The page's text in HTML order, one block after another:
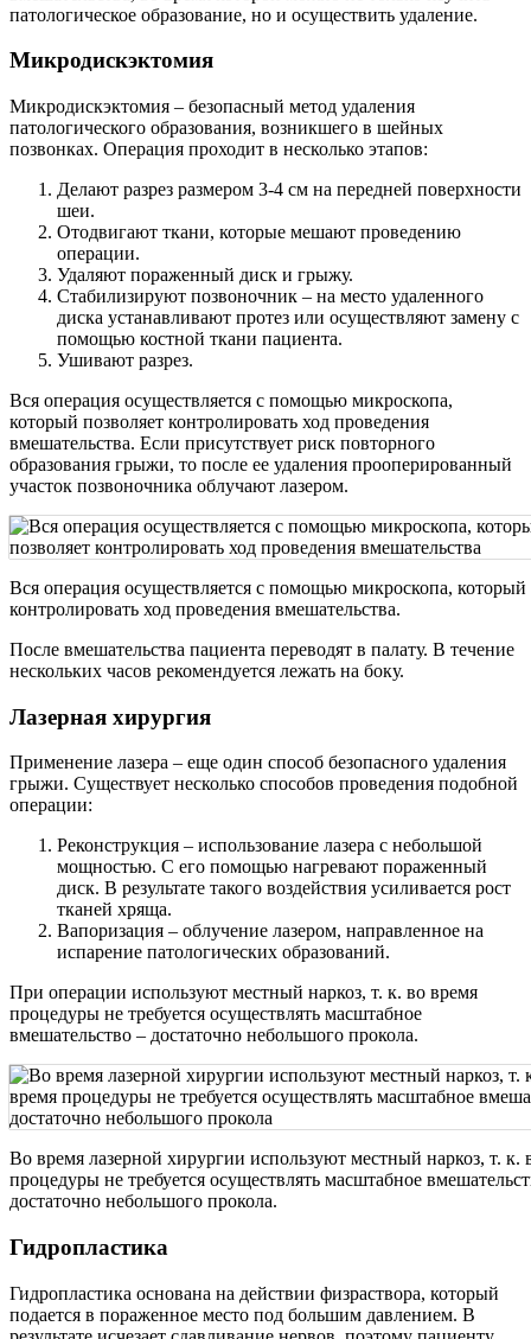
патологическое образование, но и осуществить удаление.
Микродискэктомия
Микродискэктомия – безопасный метод удаления
патологического образования, возникшего в шейных
позвонках. Операция проходит в несколько этапов:
Делают разрез размером 3-4 см на передней поверхности
шеи.
Отодвигают ткани, которые мешают проведению
операции.
Удаляют пораженный диск и грыжу.
Стабилизируют позвоночник – на место удаленного
диска устанавливают протез или осуществляют замену с
помощью костной ткани пациента.
Ушивают разрез.
Вся операция осуществляется с помощью микроскопа,
который позволяет контролировать ход проведения
вмешательства. Если присутствует риск повторного
образования грыжи, то после ее удаления прооперированный
участок позвоночника облучают лазером.
Вся операция осуществляется с помощью микроскопа, который
контролировать ход проведения вмешательства.
После вмешательства пациента переводят в палату. В течение
нескольких часов рекомендуется лежать на боку.
Лазерная хирургия
Применение лазера – еще один способ безопасного удаления
грыжи. Существует несколько способов проведения подобной
операции:
Реконструкция – использование лазера с небольшой
мощностью. С его помощью нагревают пораженный
диск. В результате такого воздействия усиливается рост
тканей хряща.
Вапоризация – облучение лазером, направленное на
испарение патологических образований.
При операции используют местный наркоз, т. к. во время
процедуры не требуется осуществлять масштабное
вмешательство – достаточно небольшого прокола.
Во время лазерной хирургии используют местный наркоз, т. к.
процедуры не требуется осуществлять масштабное
достаточно небольшого прокола.
Гидропластика
Гидропластика основана на действии физраствора, который
подается в пораженное место под большим давлением. В